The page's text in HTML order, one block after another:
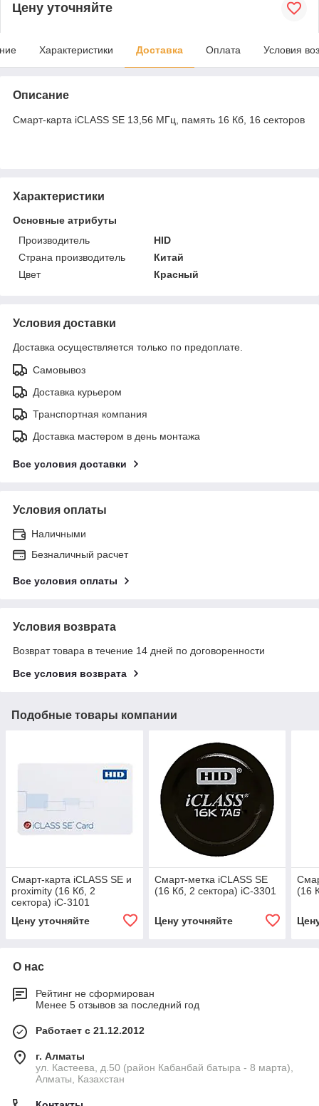
Цену уточняйте
Характеристики Доставка Оплата Условия
Описание
Смарт-карта iCLASS SE 13,56 МГц, память 16 Кб, 16 секторов
Характеристики
Основные атрибуты
Производитель
HID
Страна производитель
Китай
Цвет
Красный
Условия доставки
Доставка осуществляется только по предоплате.
Самовывоз
Доставка курьером
Транспортная компания
Доставка мастером в день монтажа
Все условия доставки
Условия оплаты
Наличными
Безналичный расчет
Все условия оплаты
Условия возврата
Возврат товара в течение 14 дней по договоренности
Все условия возврата
Подобные товары компании
Смарт-карта iCLASS SE и
proximity (16 Кб, 2
сектора) iC-3101
Цену уточняйте
Смарт-метка iCLASS SE
(16 Кб, 2 сектора) iC-3301
Цену уточняйте
(16
О нас
Рейтинг не сформирован
Менее 5 отзывов за последний год
Работает с 21.12.2012
г. Алматы
ул. Кастеева, д.50 (район Кабанбай батыра - 8 марта),
Алматы, Казахстан